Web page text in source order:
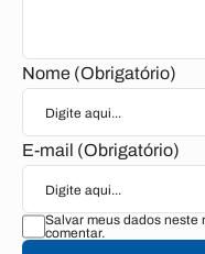
Nome (Obrigatório)
E-mail (Obrigatório)
Salvar meus dados neste
comentar.